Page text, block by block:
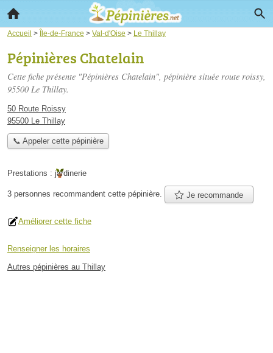
Accueil > Île-de-France > Val-d'Oise > Le Thillay
Pépinières Chatelain
Cette fiche présente "Pépinières Chatelain", pépinière située route roissy,
95500 Le Thillay.
50 Route Roissy
95500 Le Thillay
📞 Appeler cette pépinière
Prestations : jardinerie
3 personnes recommandent cette pépinière. Je recommande
Améliorer cette fiche
Renseigner les horaires
Autres pépinières au Thillay